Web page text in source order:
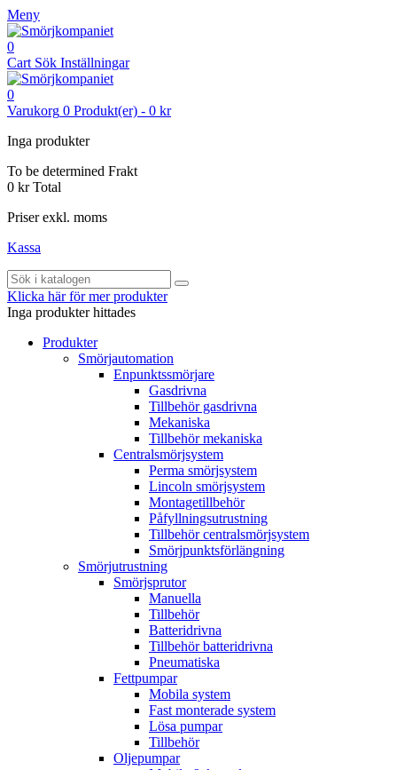
Meny
0
Cart Sök Inställningar
0
Varukorg 0 Produkt(er) - 0 kr
Inga produkter
To be determined Frakt
0 kr Total
Priser exkl. moms
Kassa
Klicka här för mer produkter
Inga produkter hittades
Produkter
Smörjautomation
Enpunktssmörjare
Gasdrivna
Tillbehör gasdrivna
Mekaniska
Tillbehör mekaniska
Centralsmörjsystem
Perma smörjsystem
Lincoln smörjsystem
Montagetillbehör
Påfyllningsutrustning
Tillbehör centralsmörjsystem
Smörjpunktsförlängning
Smörjutrustning
Smörjsprutor
Manuella
Tillbehör
Batteridrivna
Tillbehör batteridrivna
Pneumatiska
Fettpumpar
Mobila system
Fast monterade system
Lösa pumpar
Tillbehör
Oljepumpar